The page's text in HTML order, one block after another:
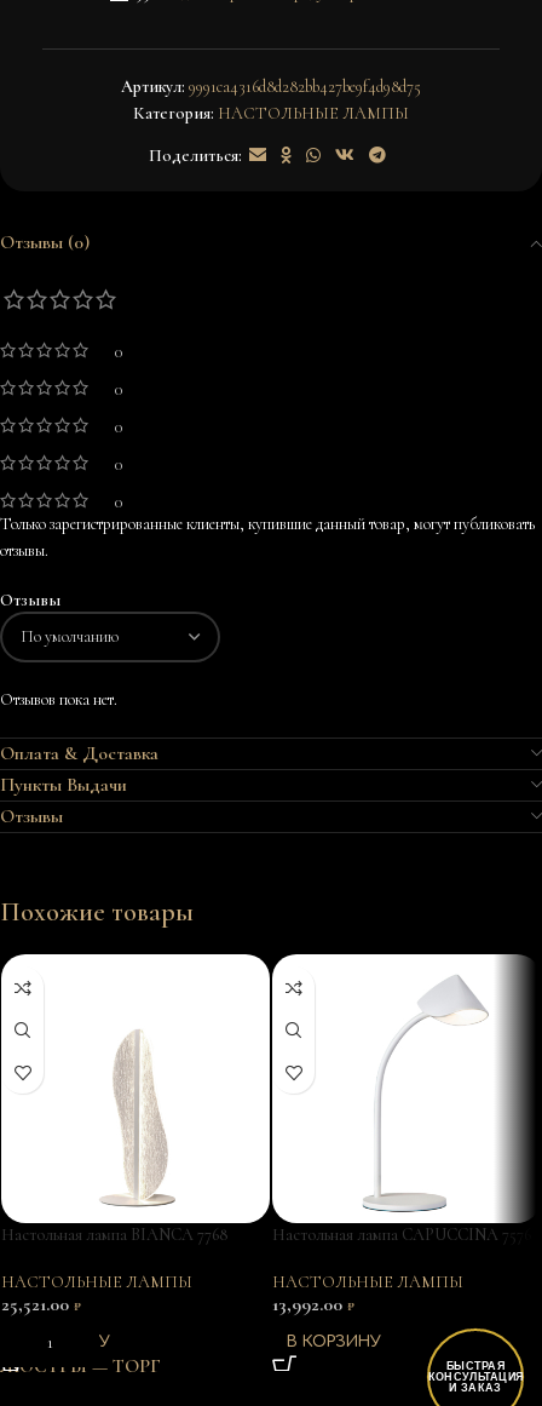
Артикул: 9991ca4316d8d282bb427be9f4d98d75
Категория: НАСТОЛЬНЫЕ ЛАМПЫ
Поделиться:
Отзывы (0)
0
0
0
0
0
Отзывы
Отзывов пока нет.
Только зарегистрированные клиенты, купившие данный товар, могут публиковать
отзывы.
Оплата & Доставка
Пункты Выдачи
Отзывы
Похожие товары
Настольная лампа BIANCA 7768
НАСТОЛЬНЫЕ ЛАМПЫ
25,521.00 ₽
В КОРЗИНУ
Настольная лампа CAPUCCINA 7576
НАСТОЛЬНЫЕ ЛАМПЫ
13,992.00 ₽
В КОРЗИНУ
ЛЮСТРЫ — ТОРГ
БЫСТРАЯ
КОНСУЛЬТАЦИЯ
И ЗАКАЗ